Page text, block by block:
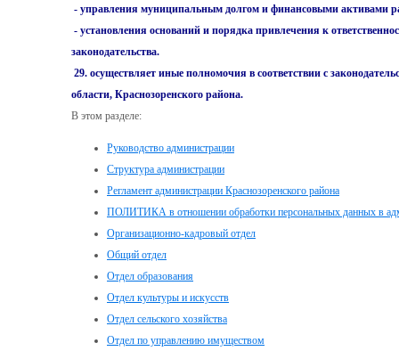
- управления муниципальным долгом и финансовыми активами
- установления оснований и порядка привлечения к
законодательства.
29. осуществляет иные полномочия в соответствии с
области, Краснозоренского района.
В этом разделе:
Руководство администрации
Структура администрации
Регламент администрации Краснозоренского района
ПОЛИТИКА в отношении обработки персональных данных в
Организационно-кадровый отдел
Общий отдел
Отдел образования
Отдел культуры и искусств
Отдел сельского хозяйства
Отдел по управлению имуществом